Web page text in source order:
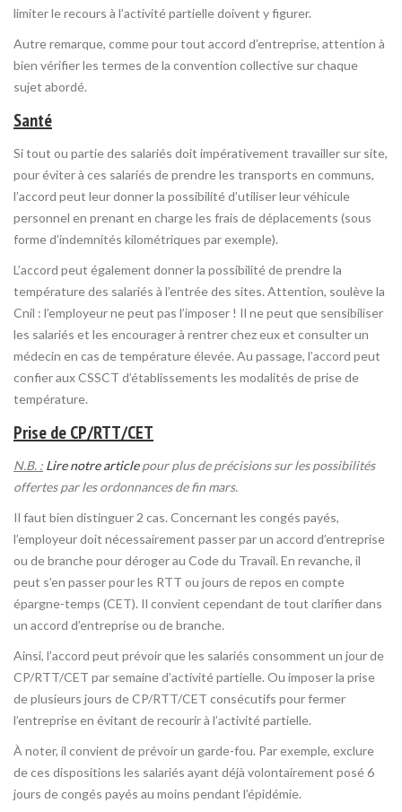
limiter le recours à l’activité partielle doivent y figurer.
Autre remarque, comme pour tout accord d’entreprise, attention à
bien vérifier les termes de la convention collective sur chaque
sujet abordé.
Santé
Si tout ou partie des salariés doit impérativement travailler sur site,
pour éviter à ces salariés de prendre les transports en communs,
l’accord peut leur donner la possibilité d’utiliser leur véhicule
personnel en prenant en charge les frais de déplacements (sous
forme d’indemnités kilométriques par exemple).
L’accord peut également donner la possibilité de prendre la
température des salariés à l’entrée des sites. Attention, soulève la
Cnil : l’employeur ne peut pas l’imposer ! Il ne peut que sensibiliser
les salariés et les encourager à rentrer chez eux et consulter un
médecin en cas de température élevée. Au passage, l’accord peut
confier aux CSSCT d’établissements les modalités de prise de
température.
Prise de CP/RTT/CET
N.B. : Lire notre articlepour plus de précisions sur les possibilités
offertes par les ordonnances de fin mars.
Il faut bien distinguer 2 cas. Concernant les congés payés,
l’employeur doit nécessairement passer par un accord d’entreprise
ou de branche pour déroger au Code du Travail. En revanche, il
peut s’en passer pour les RTT ou jours de repos en compte
épargne-temps (CET). Il convient cependant de tout clarifier dans
un accord d’entreprise ou de branche.
Ainsi, l’accord peut prévoir que les salariés consomment un jour de
CP/RTT/CET par semaine d’activité partielle. Ou imposer la prise
de plusieurs jours de CP/RTT/CET consécutifs pour fermer
l’entreprise en évitant de recourir à l’activité partielle.
À noter, il convient de prévoir un garde-fou. Par exemple, exclure
de ces dispositions les salariés ayant déjà volontairement posé 6
jours de congés payés au moins pendant l’épidémie.